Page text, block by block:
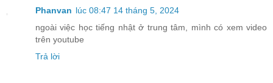
Phanvan lúc 08:47 14 tháng 5, 2024
ngoài việc học tiếng nhật ở trung tâm, mình có xem video
trên youtube
Trả lời